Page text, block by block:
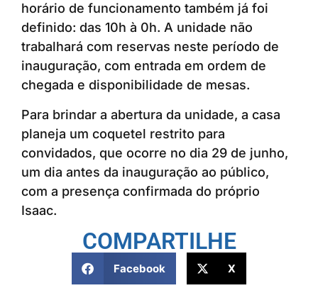
horário de funcionamento também já foi
definido: das 10h à 0h. A unidade não
trabalhará com reservas neste período de
inauguração, com entrada em ordem de
chegada e disponibilidade de mesas.
Para brindar a abertura da unidade, a casa
planeja um coquetel restrito para
convidados, que ocorre no dia 29 de junho,
um dia antes da inauguração ao público,
com a presença confirmada do próprio
Isaac.
COMPARTILHE
Facebook X